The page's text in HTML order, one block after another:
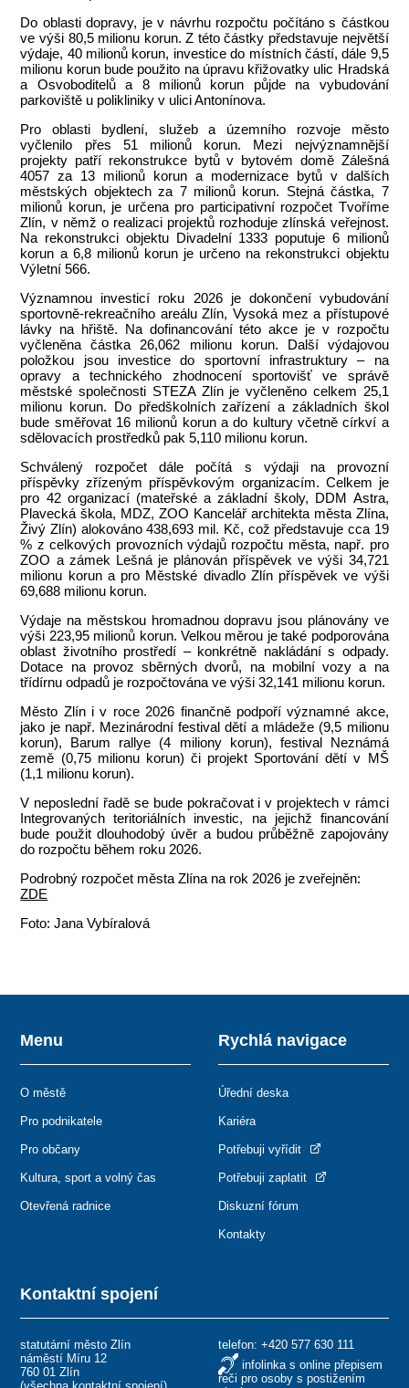
Do oblasti dopravy, je v návrhu rozpočtu počítáno s částkou
ve výši 80,5 milionu korun. Z této částky představuje největší
výdaje, 40 milionů korun, investice do místních částí, dále 9,5
milionu korun bude použito na úpravu křižovatky ulic Hradská
a Osvoboditelů a 8 milionů korun půjde na vybudování
parkoviště u polikliniky v ulici Antonínova.
Pro oblasti bydlení, služeb a územního rozvoje město
vyčlenilo přes 51 milionů korun. Mezi nejvýznamnější
projekty patří rekonstrukce bytů v bytovém domě Zálešná
4057 za 13 milionů korun a modernizace bytů v dalších
městských objektech za 7 milionů korun. Stejná částka, 7
milionů korun, je určena pro participativní rozpočet Tvoříme
Zlín, v němž o realizaci projektů rozhoduje zlínská veřejnost.
Na rekonstrukci objektu Divadelní 1333 poputuje 6 milionů
korun a 6,8 milionů korun je určeno na rekonstrukci objektu
Výletní 566.
Významnou investicí roku 2026 je dokončení vybudování
sportovně-rekreačního areálu Zlín, Vysoká mez a přístupové
lávky na hřiště. Na dofinancování této akce je v rozpočtu
vyčleněna částka 26,062 milionu korun. Další výdajovou
položkou jsou investice do sportovní infrastruktury – na
opravy a technického zhodnocení sportovišť ve správě
městské společnosti STEZA Zlín je vyčleněno celkem 25,1
milionu korun. Do předškolních zařízení a základních škol
bude směřovat 16 milionů korun a do kultury včetně církví a
sdělovacích prostředků pak 5,110 milionu korun.
Schválený rozpočet dále počítá s výdaji na provozní
příspěvky zřízeným příspěvkovým organizacím. Celkem je
pro 42 organizací (mateřské a základní školy, DDM Astra,
Plavecká škola, MDZ, ZOO Kancelář architekta města Zlína,
Živý Zlín) alokováno 438,693 mil. Kč, což představuje cca 19
% z celkových provozních výdajů rozpočtu města, např. pro
ZOO a zámek Lešná je plánován příspěvek ve výši 34,721
milionu korun a pro Městské divadlo Zlín příspěvek ve výši
69,688 milionu korun.
Výdaje na městskou hromadnou dopravu jsou plánovány ve
výši 223,95 milionů korun. Velkou měrou je také podporována
oblast životního prostředí – konkrétně nakládání s odpady.
Dotace na provoz sběrných dvorů, na mobilní vozy a na
třídírnu odpadů je rozpočtována ve výši 32,141 milionu korun.
Město Zlín i v roce 2026 finančně podpoří významné akce,
jako je např. Mezinárodní festival dětí a mládeže (9,5 milionu
korun), Barum rallye (4 miliony korun), festival Neznámá
země (0,75 milionu korun) či projekt Sportování dětí v MŠ
(1,1 milionu korun).
V neposlední řadě se bude pokračovat i v projektech v rámci
Integrovaných teritoriálních investic, na jejichž financování
bude použit dlouhodobý úvěr a budou průběžně zapojovány
do rozpočtu během roku 2026.
Podrobný rozpočet města Zlína na rok 2026 je zveřejněn:
ZDE
Foto: Jana Vybíralová
Kontaktní spojení
statutární město Zlín
náměstí Míru 12
760 01 Zlín
telefon: +420 577 630 111
infolinka s online přepisem
řeči pro osoby s postižením
Menu
O městě
Pro podnikatele
Pro občany
Kultura, sport a volný čas
Otevřená radnice
Rychlá navigace
Úřední deska
Kariéra
Potřebuji vyřídit
Potřebuji zaplatit
Diskuzní fórum
Kontakty